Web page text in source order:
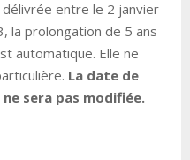
entre le 2 janvier
la prolongation de 5 ans
automatique. Elle ne
La date de
sera pas modifiée.